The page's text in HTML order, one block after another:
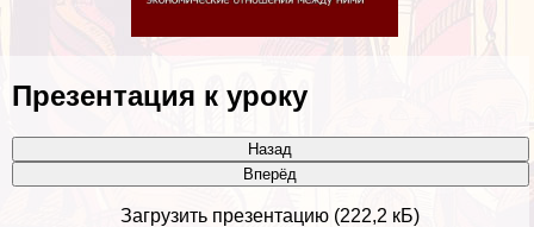
Презентация к уроку
Назад
Вперёд
Загрузить презентацию (222,2 кБ)